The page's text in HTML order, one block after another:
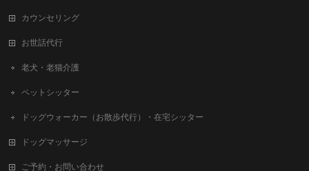
カウンセリング
お世話代行
老犬・老猫介護
ペットシッター
ドッグウォーカー（お散歩代行）・在宅シッター
ドッグマッサージ
ご予約・お問い合わせ